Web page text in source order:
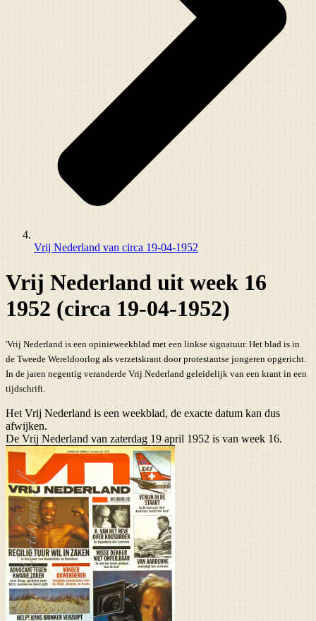
Vrij Nederland van circa 19-04-1952
Vrij Nederland uit week 16
1952 (circa 19-04-1952)
'Vrij Nederland is een opinieweekblad met een linkse signatuur. Het blad is in
de Tweede Wereldoorlog als verzetskrant door protestantse jongeren opgericht.
In de jaren negentig veranderde Vrij Nederland geleidelijk van een krant in een
tijdschrift.
Het Vrij Nederland is een weekblad, de exacte datum kan dus
afwijken.
De Vrij Nederland van zaterdag 19 april 1952 is van week 16.